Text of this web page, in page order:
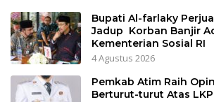
Bupati Al-farlaky
Jadup Korban Banjir
Kementerian Sosial RI
4 Agustus 2026
Pemkab Atim Raih
Berturut-turut Atas